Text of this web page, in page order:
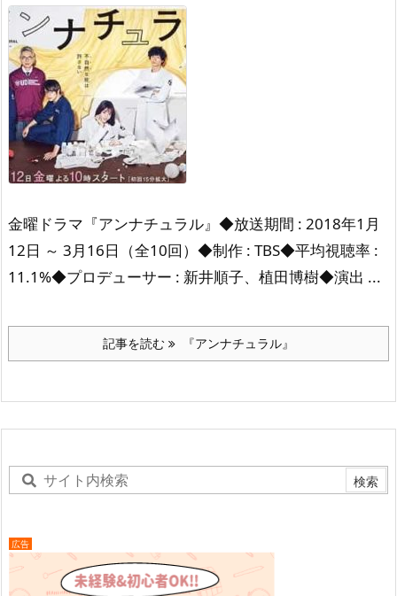
金曜ドラマ『アンナチュラル』 ◆放送期間 : 2018年1月
12日 ～ 3月16日（全10回） ◆制作 : TBS◆平均視聴率 :
11.1%◆プロデューサー : 新井順子、植田博樹◆演出 ...
記事を読む 『アンナチュラル』
広告